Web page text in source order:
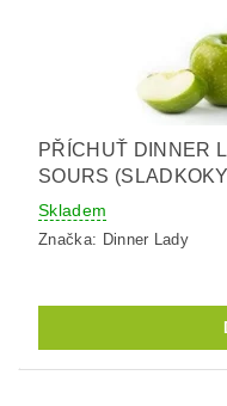
PŘÍCHUŤ DINNER
SOURS
Skladem
Značka: Dinner Lady